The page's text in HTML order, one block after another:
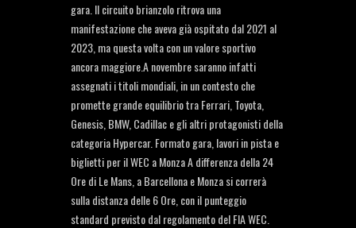
gara. Il circuito brianzolo ritrova una
manifestazione che aveva già ospitato dal 2021 al
2023, ma questa volta con un valore sportivo
ancora maggiore.A novembre saranno infatti
assegnati i titoli mondiali, in un contesto che
promette grande equilibrio tra Ferrari, Toyota,
Genesis, BMW, Cadillac e gli altri protagonisti della
categoria Hypercar. Formato gara, lavori in pista e
biglietti per il WEC a Monza A differenza della 24
Ore di Le Mans, a Barcellona e Monza si correrà
sulla distanza delle 6 Ore, con il punteggio
standard previsto dal regolamento del FIA WEC.